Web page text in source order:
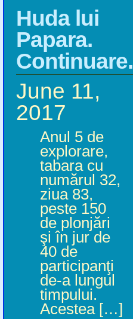
Huda lui
Papara.
Continuare.
June 11,
2017
Anul 5 de
explorare,
tabara cu
numărul 32,
ziua 83,
peste 150
de plonjări
şi în jur de
40 de
participanţi
de-a lungul
timpului.
Acestea […]